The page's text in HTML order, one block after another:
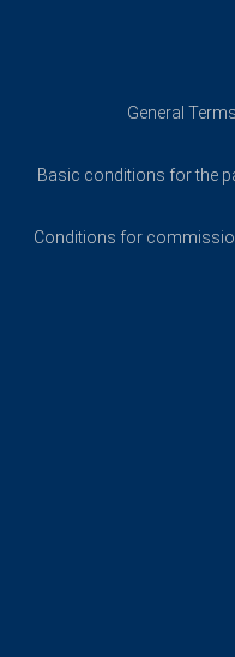
General
Basic conditions for the
Conditions for